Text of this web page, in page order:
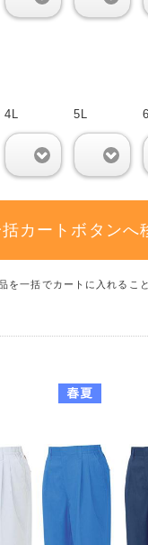
4L 5L
カートボタンへ
を一括でカートに入れるこ